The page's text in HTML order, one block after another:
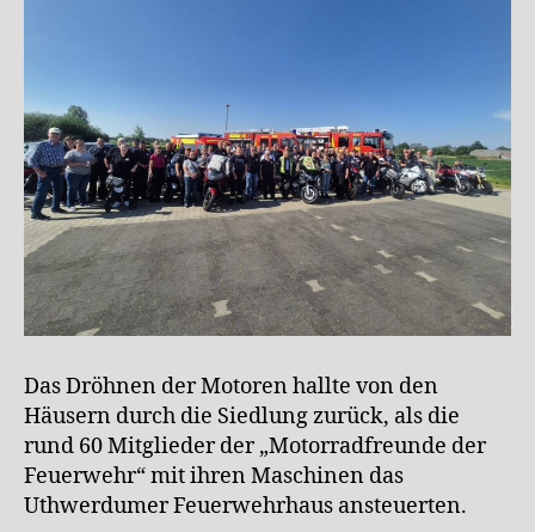
Das Dröhnen der Motoren hallte von den
Häusern durch die Siedlung zurück, als die
rund 60 Mitglieder der „Motorradfreunde der
Feuerwehr“ mit ihren Maschinen das
Uthwerdumer Feuerwehrhaus ansteuerten.